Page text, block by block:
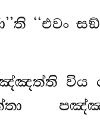
‘‘එවං
විය